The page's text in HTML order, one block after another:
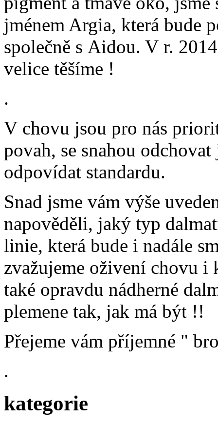
jménem Argia, která bude
společně s Aidou. V r.
velice těšíme !
.
V chovu jsou pro nás
povah, se snahou
odpovídat standardu.
Snad jsme vám výše
napověděli, jaký typ
linie, která bude i nadále
zvažujeme oživení chovu
také opravdu nádherné
plemene tak, jak má být !!
Přejeme vám příjemné "
.
kategorie